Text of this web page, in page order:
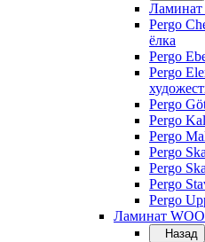
Ламинат
Pergo
ёлка
Pergo
Pergo
Pergo
Pergo
Pergo
Pergo
Pergo
Pergo
Pergo
Ламинат
Назад